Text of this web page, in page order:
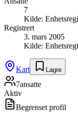
7
Kilde:
Registrert
3. mars 2005
Kilde:
Kart Lagre
7ansatte
Aktiv
Begrenset profil